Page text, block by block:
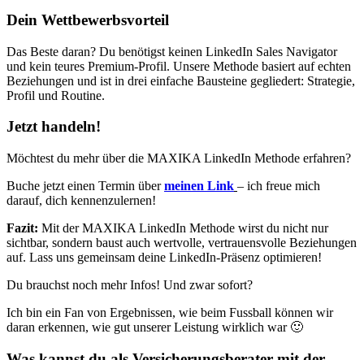
Dein Wettbewerbsvorteil
Das Beste daran? Du benötigst keinen LinkedIn Sales Navigator
und kein teures Premium-Profil. Unsere Methode basiert auf echten
Beziehungen und ist in drei einfache Bausteine gegliedert: Strategie,
Profil und Routine.
Jetzt handeln!
Möchtest du mehr über die MAXIKA LinkedIn Methode erfahren?
Buche jetzt einen Termin übermeinen Link – ich freue mich
darauf, dich kennenzulernen!
Fazit: Mit der MAXIKA LinkedIn Methode wirst du nicht nur
sichtbar, sondern baust auch wertvolle, vertrauensvolle Beziehungen
auf. Lass uns gemeinsam deine LinkedIn-Präsenz optimieren!
Du brauchst noch mehr Infos! Und zwar sofort?
Ich bin ein Fan von Ergebnissen, wie beim Fussball können wir
daran erkennen, wie gut unserer Leistung wirklich war 🙂